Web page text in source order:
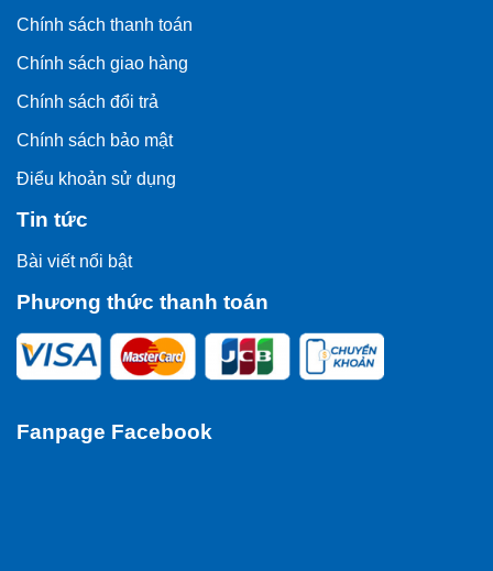
Chính sách thanh toán
Chính sách giao hàng
Chính sách đổi trả
Chính sách bảo mật
Điểu khoản sử dụng
Tin tức
Bài viết nổi bật
Phương thức thanh toán
Fanpage Facebook